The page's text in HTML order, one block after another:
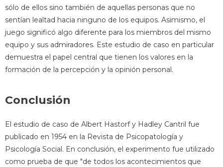
sólo de ellos sino también de aquellas personas que no
sentían lealtad hacia ninguno de los equipos. Asimismo, el
juego significó algo diferente para los miembros del mismo
equipo y sus admiradores. Este estudio de caso en particular
demuestra el papel central que tienen los valores en la
formación de la percepción y la opinión personal.
Conclusión
El estudio de caso de Albert Hastorf y Hadley Cantril fue
publicado en 1954 en la Revista de Psicopatología y
Psicología Social. En conclusión, el experimento fue utilizado
como prueba de que "de todos los acontecimientos que